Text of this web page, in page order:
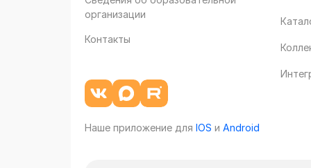
организации
Контакты
Наше приложение для IOS и Android